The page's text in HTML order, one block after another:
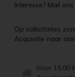
Interesse? Mail
Op sollicitaties
Acquisitie naar
Voor 15:00